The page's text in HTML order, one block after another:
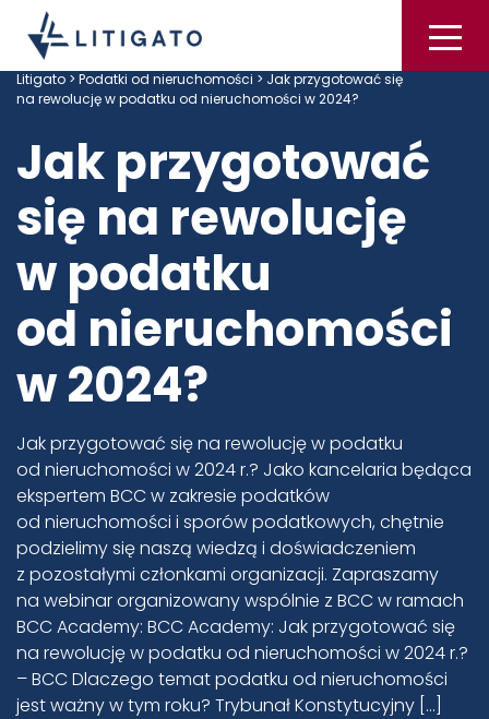
Litigato > Podatki od nieruchomości > Jak przygotować się
na rewolucję w podatku od nieruchomości w 2024?
Jak przygotować
się na rewolucję
w podatku
od nieruchomości
w 2024?
Jak przygotować się na rewolucję w podatku
od nieruchomości w 2024 r.? Jako kancelaria będąca
ekspertem BCC w zakresie podatków
od nieruchomości i sporów podatkowych, chętnie
podzielimy się naszą wiedzą i doświadczeniem
z pozostałymi członkami organizacji. Zapraszamy
na webinar organizowany wspólnie z BCC w ramach
BCC Academy: BCC Academy: Jak przygotować się
na rewolucję w podatku od nieruchomości w 2024 r.?
– BCC Dlaczego temat podatku od nieruchomości
jest ważny w tym roku? Trybunał Konstytucyjny […]